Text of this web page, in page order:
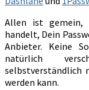
Allen ist gemein,
handelt, Dein
Anbieter. Keine
natürlich
selbstverständlich
werden kann.